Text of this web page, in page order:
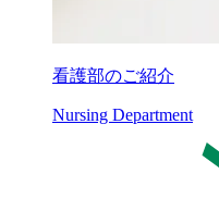
看護部のご紹介
Nursing Department